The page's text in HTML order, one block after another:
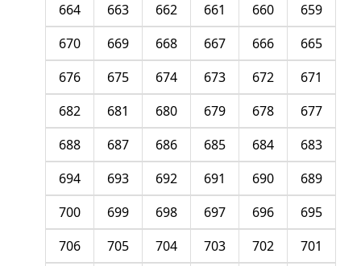
659
660
661
662
663
664
665
666
667
668
669
670
671
672
673
674
675
676
677
678
679
680
681
682
683
684
685
686
687
688
689
690
691
692
693
694
695
696
697
698
699
700
701
702
703
704
705
706